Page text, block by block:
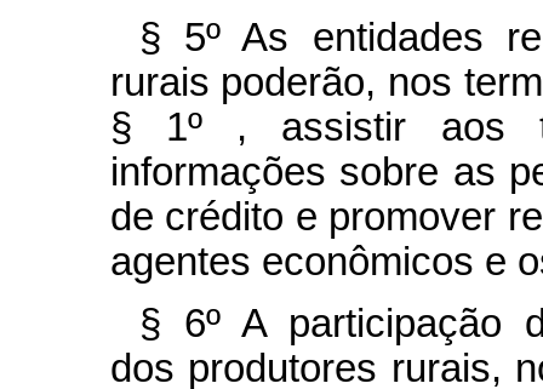
§ 5º As entidades
rurais poderão, nos
§ 1º , assistir aos
informações sobre as
de crédito e promover
agentes econômicos e
§ 6º A participação
dos produtores rurais,